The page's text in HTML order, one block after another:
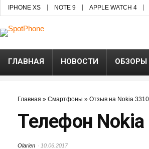
IPHONE XS NOTE 9 APPLE WATCH 4
ГЛАВНАЯ НОВОСТИ ОБЗОРЫ
Главная » Смартфоны » Отзыв на Nokia
Телефон
Olarien 10.06.2017